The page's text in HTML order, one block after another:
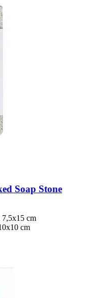
Soap Stone
cm
cm